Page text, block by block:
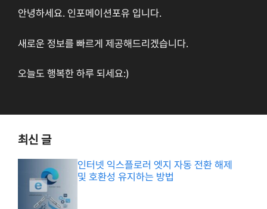
안녕하세요. 인포메이션포유 입니다.
새로운 정보를 빠르게 제공해드리겠습니다.
오늘도 행복한 하루 되세요:)
최신 글
인터넷 익스플로러 엣지 자동 전환 해제
및 호환성 유지하는 방법